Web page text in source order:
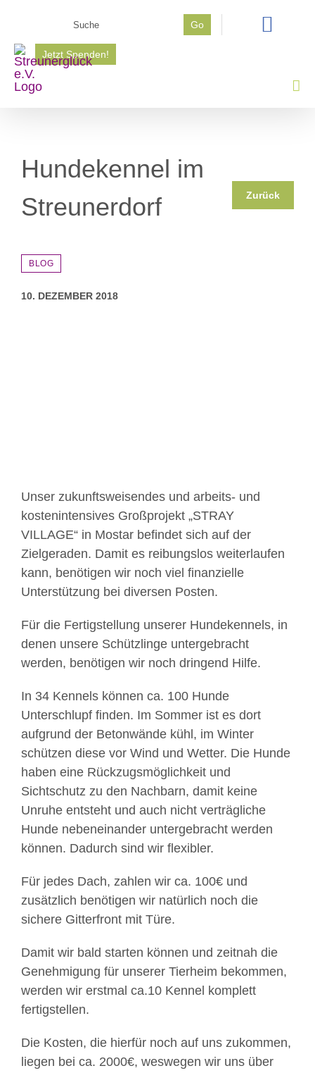
springen
Go
Jetzt Spenden!
Hundekennel im
Streunerdorf
Zurück
BLOG
10. DEZEMBER 2018
Unser zukunftsweisendes und arbeits- und
kostenintensives Großprojekt „STRAY
VILLAGE“ in Mostar befindet sich auf der
Zielgeraden. Damit es reibungslos weiterlaufen
kann, benötigen wir noch viel finanzielle
Unterstützung bei diversen Posten.
Für die Fertigstellung unserer Hundekennels, in
denen unsere Schützlinge untergebracht
werden, benötigen wir noch dringend Hilfe.
In 34 Kennels können ca. 100 Hunde
Unterschlupf finden. Im Sommer ist es dort
aufgrund der Betonwände kühl, im Winter
schützen diese vor Wind und Wetter. Die Hunde
haben eine Rückzugsmöglichkeit und
Sichtschutz zu den Nachbarn, damit keine
Unruhe entsteht und auch nicht verträgliche
Hunde nebeneinander untergebracht werden
können. Dadurch sind wir flexibler.
Für jedes Dach, zahlen wir ca. 100€ und
zusätzlich benötigen wir natürlich noch die
sichere Gitterfront mit Türe.
Damit wir bald starten können und zeitnah die
Genehmigung für unserer Tierheim bekommen,
werden wir erstmal ca.10 Kennel komplett
fertigstellen.
Die Kosten, die hierfür noch auf uns zukommen,
liegen bei ca. 2000€, weswegen wir uns über